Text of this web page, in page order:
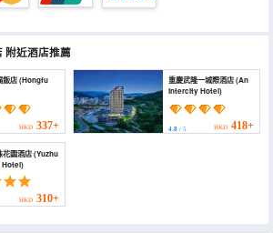
附近酒店推薦
HKD 337+
重慶武隆一城際酒店 (An
intercity Hotel)
4.8/ 5 HKD 418+
酒店 (Yuzhu
Hotel)
HKD 310+